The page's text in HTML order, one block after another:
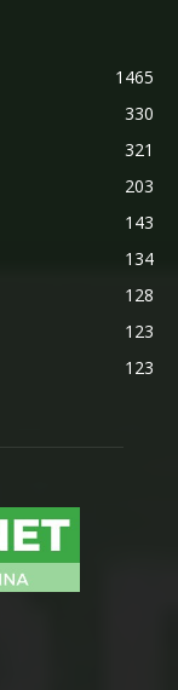
1465
330
321
203
143
134
128
123
123